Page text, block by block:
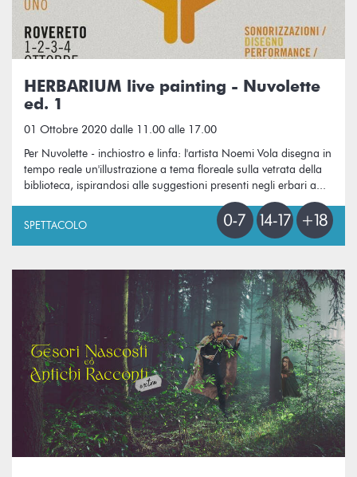
HERBARIUM live painting - Nuvolette
ed. 1
01 Ottobre 2020 dalle 11.00 alle 17.00
Per Nuvolette - inchiostro e linfa: l'artista Noemi Vola disegna in
tempo reale un'illustrazione a tema floreale sulla vetrata della
biblioteca, ispirandosi alle suggestioni presenti negli erbari a...
SPETTACOLO